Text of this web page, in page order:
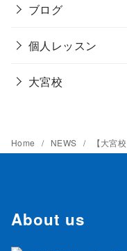
ブログ
個人レッスン
大宮校
Home NEWS 【大宮校
About us